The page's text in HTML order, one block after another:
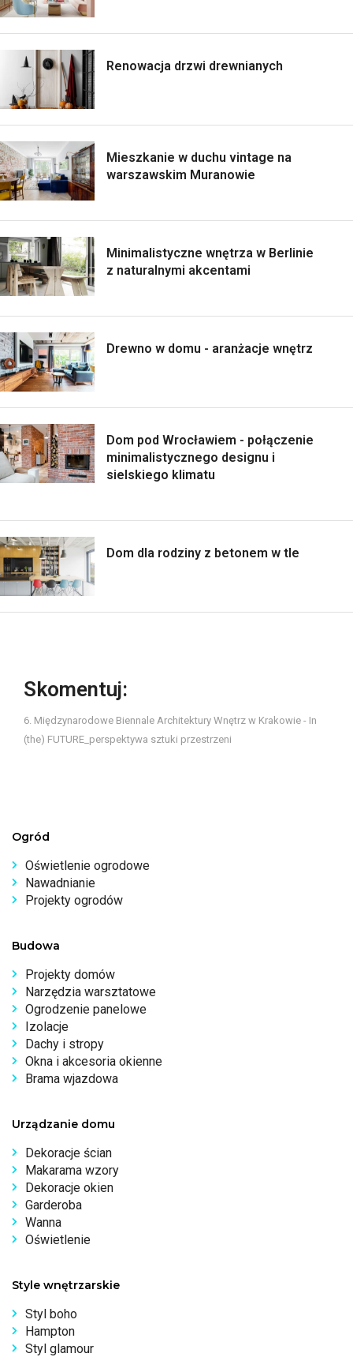
Renowacja drzwi drewnianych
Mieszkanie w duchu vintage na
warszawskim Muranowie
Minimalistyczne wnętrza w Berlinie
z naturalnymi akcentami
Drewno w domu - aranżacje wnętrz
Dom pod Wrocławiem - połączenie
minimalistycznego designu i
sielskiego klimatu
Dom dla rodziny z betonem w tle
Skomentuj:
6. Międzynarodowe Biennale Architektury Wnętrz w Krakowie - In
(the) FUTURE_perspektywa sztuki przestrzeni
Ogród
Oświetlenie ogrodowe
Nawadnianie
Projekty ogrodów
Budowa
Projekty domów
Narzędzia warsztatowe
Ogrodzenie panelowe
Izolacje
Dachy i stropy
Okna i akcesoria okienne
Brama wjazdowa
Urządzanie domu
Dekoracje ścian
Makarama wzory
Dekoracje okien
Garderoba
Wanna
Oświetlenie
Style wnętrzarskie
Styl boho
Hampton
Styl glamour